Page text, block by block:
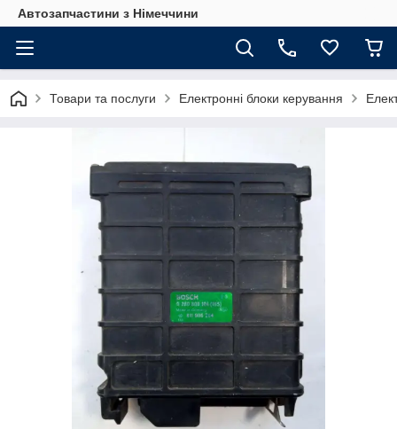
Автозапчастини з Німеччини
Товари та послуги Електронні блоки керування